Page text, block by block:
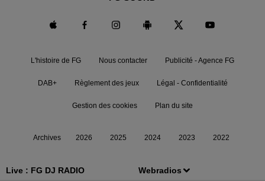
Live : FG DJ RADIO Webradios
L'histoire de FG Nous contacter Publicité - Agence FG
DAB+ Règlement des jeux Légal - Confidentialité
Gestion des cookies Plan du site
Archives 2026 2025 2024 2023 2022